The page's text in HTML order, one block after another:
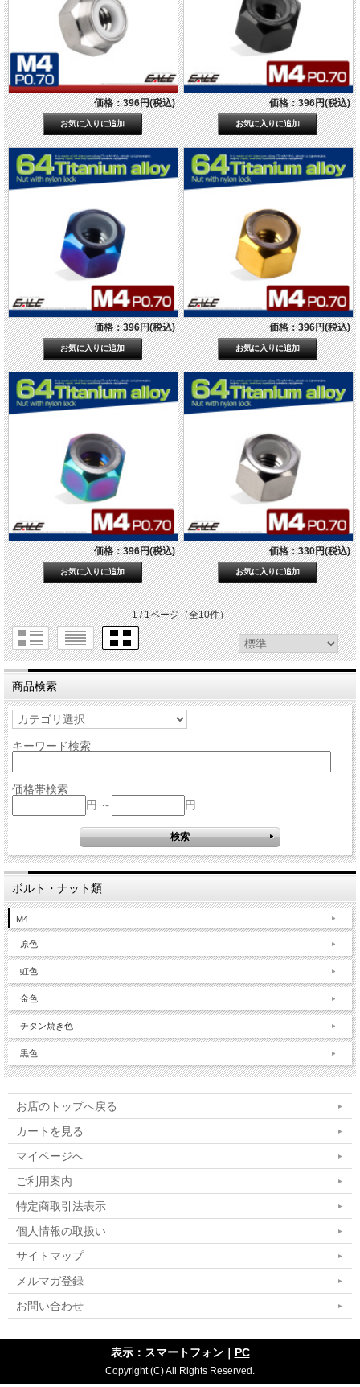
価格：396円(税込) 価格：396円(税込)
価格：396円(税込) 価格：396円(税込)
価格：396円(税込) 価格：330円(税込)
1 / 1ページ（全10件）
商品検索
キーワード検索
価格帯検索
円 ～
円
ボルト・ナット類
M4
原色
虹色
金色
チタン焼き色
黒色
お店のトップへ戻る
カートを見る
マイページへ
ご利用案内
特定商取引法表示
個人情報の取扱い
サイトマップ
メルマガ登録
お問い合わせ
表示：スマートフォン｜ PC
Copyright (C) All Rights Reserved.